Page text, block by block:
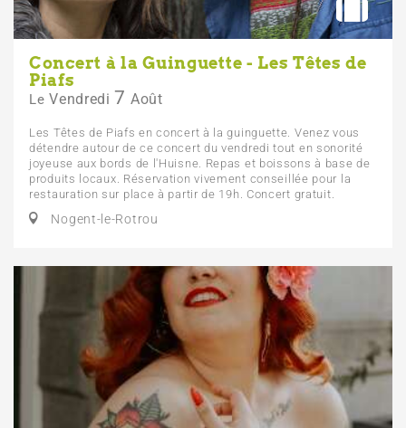
Concert à la Guinguette - Les Têtes de
Piafs
Le Vendredi 7 Août
Les Têtes de Piafs en concert à la guinguette. Venez vous
détendre autour de ce concert du vendredi tout en sonorité
joyeuse aux bords de l'Huisne. Repas et boissons à base de
produits locaux. Réservation vivement conseillée pour la
restauration sur place à partir de 19h. Concert gratuit.
Nogent-le-Rotrou